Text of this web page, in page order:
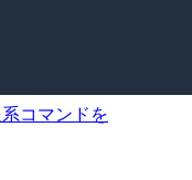
コマンドを